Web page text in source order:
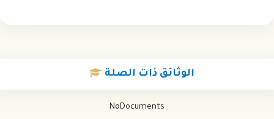
الوثائقذات الصلة
NoDocuments